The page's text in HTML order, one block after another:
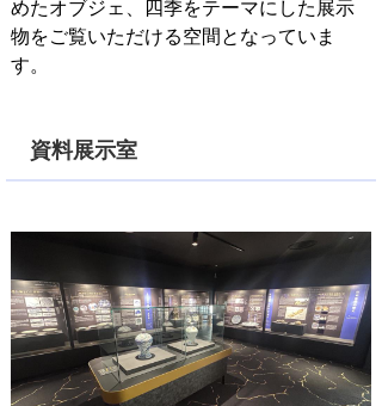
めたオブジェ、四季をテーマにした展示
物をご覧いただける空間となっていま
す。
資料展示室